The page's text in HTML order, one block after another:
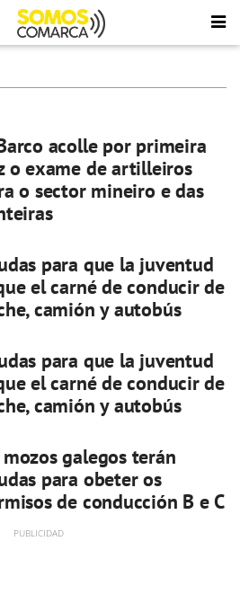
acolle por primeira
o exame de artilleiros
o sector mineiro e das
para que la juventud
el carné de conducir de
camión y autobús
para que la juventud
el carné de conducir de
camión y autobús
mozos galegos terán
para obeter os
de conducción B e C